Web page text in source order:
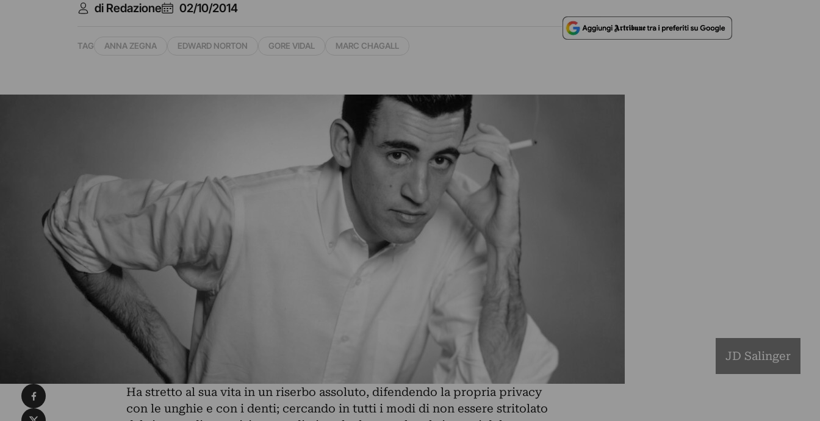
di Redazione 02/10/2014
TAG ANNA ZEGNA EDWARD NORTON GORE VIDAL MARC CHAGALL
JD Salinger
Ha stretto al sua vita in un riserbo assoluto, difendendo la propria privacy
con le unghie e con i denti; cercando in tutti i modi di non essere stritolato
Condividi su Facebook
Condividi su X